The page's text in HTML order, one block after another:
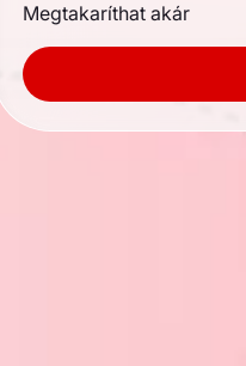
Megtakaríthat akár